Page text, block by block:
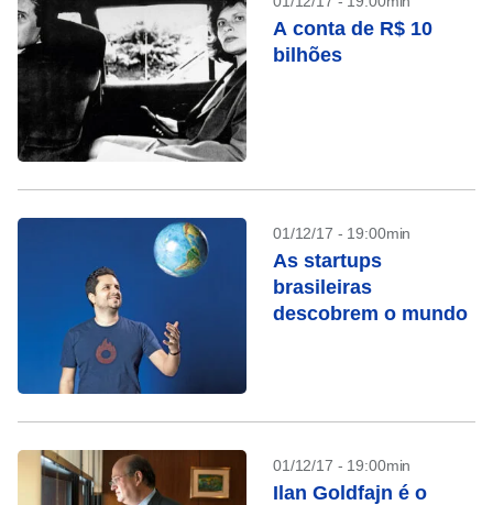
A conta de R$ 10
bilhões
01/12/17 - 19:00min
As startups
brasileiras
descobrem o mundo
01/12/17 - 19:00min
Ilan Goldfajn é o